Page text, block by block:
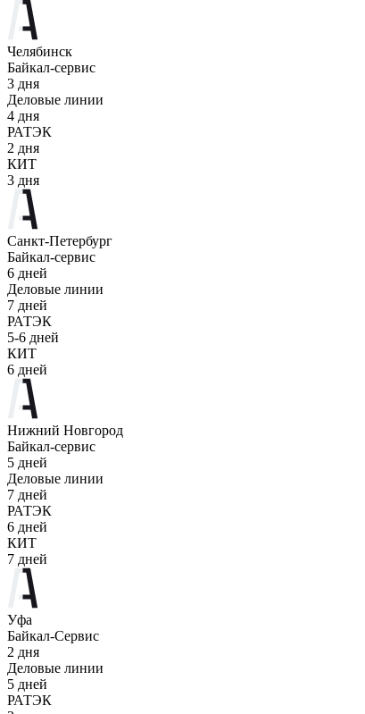
Челябинск
Байкал-сервис
3 дня
Деловые линии
4 дня
РАТЭК
2 дня
КИТ
3 дня
Санкт-Петербург
Байкал-сервис
6 дней
Деловые линии
7 дней
РАТЭК
5-6 дней
КИТ
6 дней
Нижний Новгород
Байкал-сервис
5 дней
Деловые линии
7 дней
РАТЭК
6 дней
КИТ
7 дней
Уфа
Байкал-Сервис
2 дня
Деловые линии
5 дней
РАТЭК